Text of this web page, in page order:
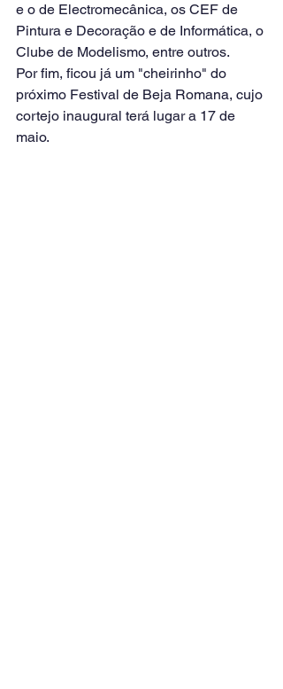
e o de Electromecânica, os CEF de
Pintura e Decoração e de Informática, o
Clube de Modelismo, entre outros.
Por fim, ficou já um "cheirinho" do
próximo Festival de Beja Romana, cujo
cortejo inaugural terá lugar a 17 de
maio.